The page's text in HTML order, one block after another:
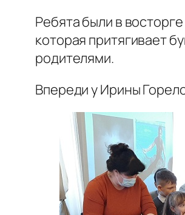
Ребята были в
которая притягивает
родителями.
Впереди у Ирины